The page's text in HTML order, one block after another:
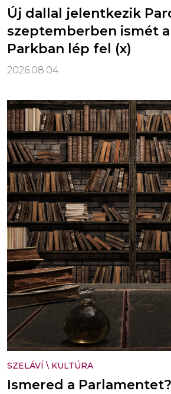
Új dallal jelentkezik
szeptemberben ismét
Parkban lép fel (x)
2026.08.04.
SZELÁVÍ \ KULTÚRA
Ismered a